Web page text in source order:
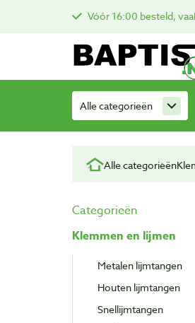
Vóór 16:00 besteld,
Alle categorieën
Alle categorieën
Categorieën
Klemmen en lijmen
Metalen lijmtangen
Houten lijmtangen
Snellijmtangen